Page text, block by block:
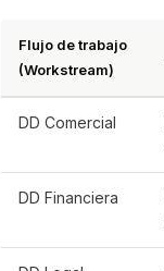
Flujo de trabajo
(Workstream)
DD Comercial
DD Financiera